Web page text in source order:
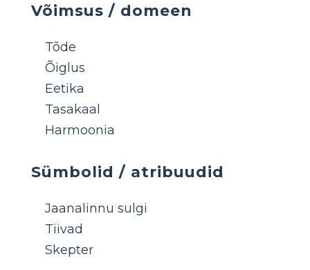
Võimsus / domeen
Tõde
Õiglus
Eetika
Tasakaal
Harmoonia
Sümbolid / atribuudid
Jaanalinnu sulgi
Tiivad
Skepter